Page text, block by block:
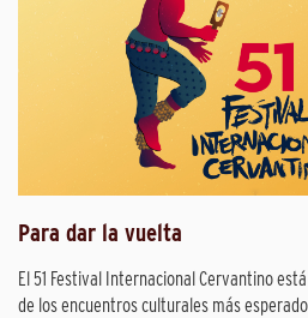
Para dar la vuelta
El 51 Festival Internacional Cervantino
de los encuentros culturales más